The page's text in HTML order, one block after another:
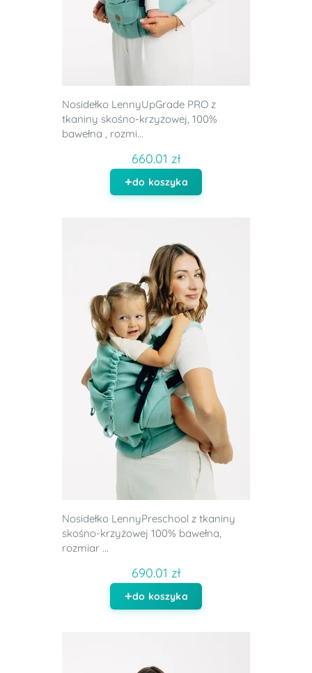
Nosidełko LennyUpGrade PRO z
tkaniny skośno-krzyżowej, 100%
bawełna , rozmi...
660.01 zł
do koszyka
Nosidełko LennyPreschool z tkaniny
skośno-krzyżowej 100% bawełna,
rozmiar ...
690.01 zł
do koszyka